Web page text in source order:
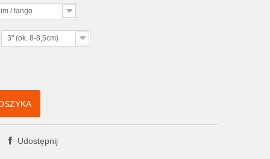
/ tango
3" (ok. 8-8,5cm)
Udostępnij